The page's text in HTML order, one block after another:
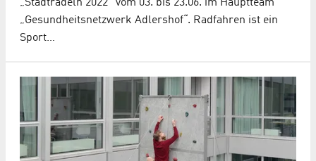
„Stadtradeln 2022“ vom 03. bis 23.06. im Hauptteam
„Gesundheitsnetzwerk Adlershof“. Radfahren ist ein
Sport…